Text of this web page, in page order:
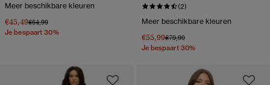
Meer beschikbare kleuren
€45,49Prijs verlaagd van
€64,99naar
Je bespaart 30%
(2)
Meer beschikbare kleuren
€55,99Prijs verlaagd van
€79,99naar
Je bespaart 30%